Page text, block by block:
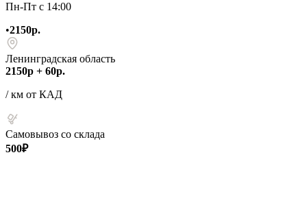
Пн-Пт с 14:00
•2150р.
Ленинградская область
2150р + 60р.
/ км от КАД
Самовывоз со склада
500₽